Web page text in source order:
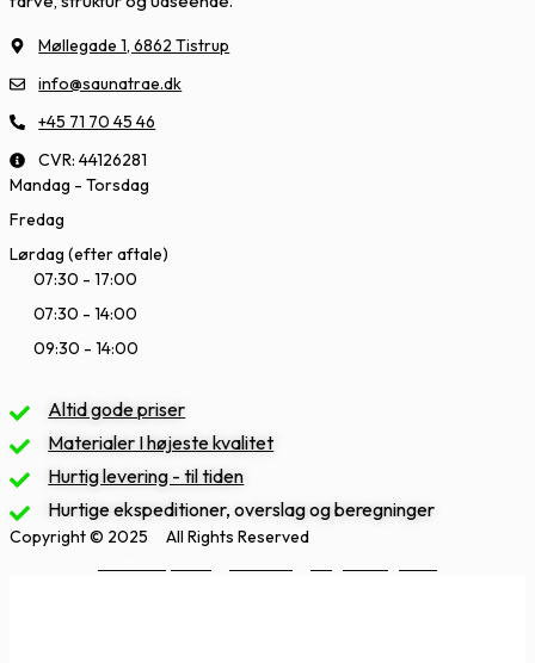
Møllegade 1, 6862 Tistrup
info@saunatrae.dk
+45 71 70 45 46
CVR: 44126281
Mandag - Torsdag
Fredag
Lørdag (efter aftale)
07:30 - 17:00
07:30 - 14:00
09:30 - 14:00
Altid gode priser
Materialer I højeste kvalitet
Hurtig levering - til tiden
Hurtige ekspeditioner, overslag og beregninger
Copyright © 2025
All Rights Reserved